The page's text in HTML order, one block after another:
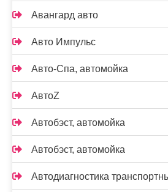
Авангард авто
Авто Импульс
Авто-Спа, автомойка
АвтоZ
Автобэст, автомойка
Автобэст, автомойка
Автодиагностика